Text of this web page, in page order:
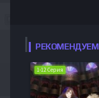
РЕКОМЕНДУЕМ
1-12 Серия